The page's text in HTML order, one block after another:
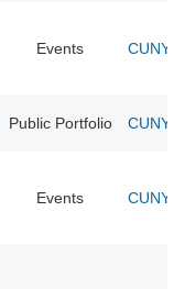
Events CUNY
Public Portfolio CUNY
Events CUNY